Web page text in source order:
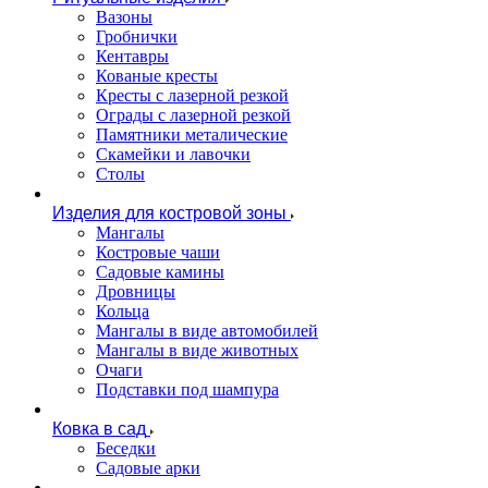
Вазоны
Гробнички
Кентавры
Кованые кресты
Кресты с лазерной резкой
Ограды с лазерной резкой
Памятники металические
Скамейки и лавочки
Столы
Изделия для костровой зоны
Мангалы
Костровые чаши
Садовые камины
Дровницы
Кольца
Мангалы в виде автомобилей
Мангалы в виде животных
Очаги
Подставки под шампура
Ковка в сад
Беседки
Садовые арки